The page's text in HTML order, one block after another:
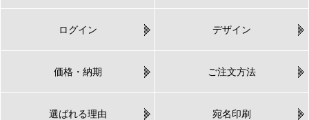
ログイン デザイン
価格・納期 ご注文方法
選ばれる理由 宛名印刷